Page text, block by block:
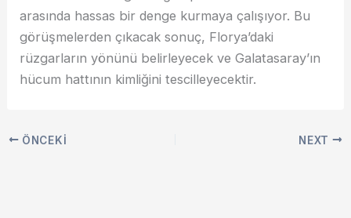
arasında hassas bir denge kurmaya çalışıyor. Bu
görüşmelerden çıkacak sonuç, Florya’daki
rüzgarların yönünü belirleyecek ve Galatasaray’ın
hücum hattının kimliğini tescilleyecektir.
ÖNCEKI NEXT